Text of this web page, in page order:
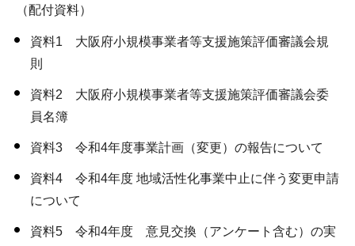
（配付資料）
資料1 大阪府小規模事業者等支援施策評価審議会規
則
資料2 大阪府小規模事業者等支援施策評価審議会委
員名簿
資料3 令和4年度事業計画（変更）の報告について
資料4 令和4年度 地域活性化事業中止に伴う変更申請
について
資料5 令和4年度 意見交換（アンケート含む）の実